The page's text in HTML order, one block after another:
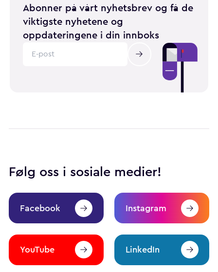
Abonner på vårt nyhetsbrev og få de
viktigste nyhetene og
oppdateringene i din innboks
Følg oss i sosiale medier!
Facebook Instagram
YouTube LinkedIn